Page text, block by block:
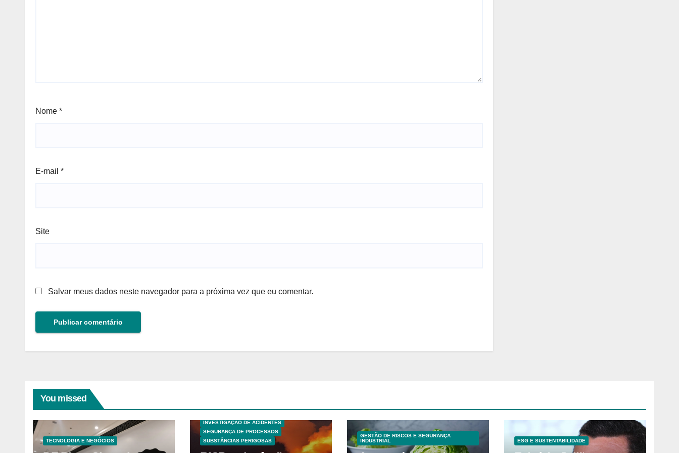
Nome *
E-mail *
Site
Salvar meus dados neste navegador para a próxima vez que eu comentar.
You missed
TECNOLOGIA E NEGÓCIOS
INVESTIGAÇÃO DE ACIDENTES
SEGURANÇA DE PROCESSOS
SUBSTÂNCIAS PERIGOSAS
GESTÃO DE RISCOS E SEGURANÇA
INDUSTRIAL
ESG E SUSTENTABILIDADE